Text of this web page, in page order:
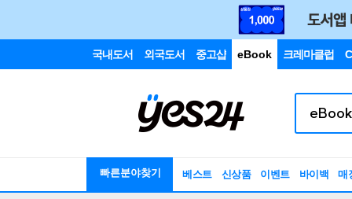
국내도서 외국도서 중고샵 eBook 크레마클럽
빠른분야찾기 베스트 신상품 이벤트 바이백 매